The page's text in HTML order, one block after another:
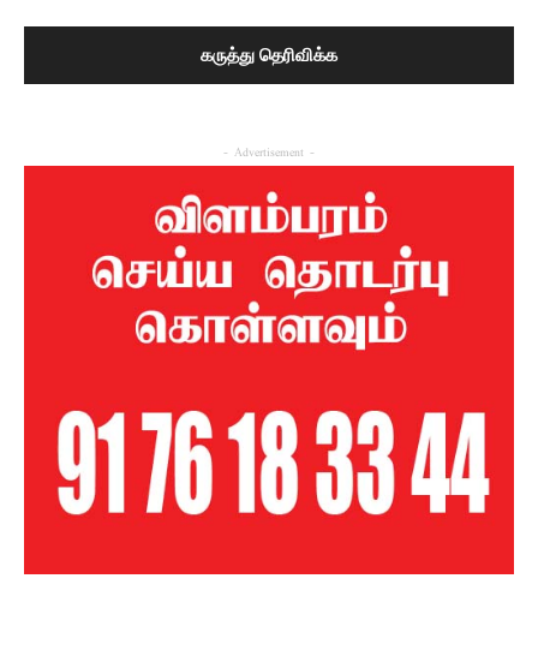
- Advertisement -